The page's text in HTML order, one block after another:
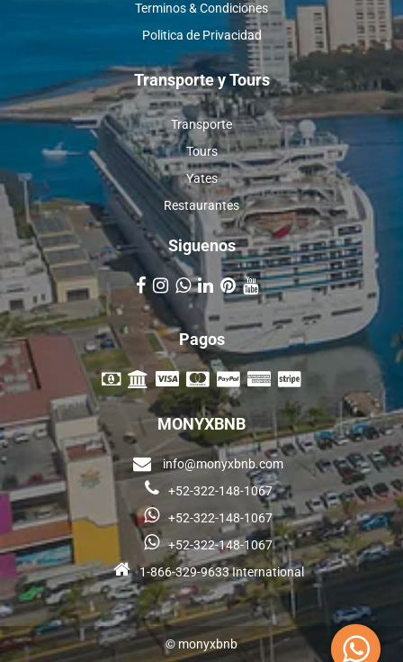
Terminos & Condiciones
Politica de Privacidad
Transporte y Tours
Transporte
Tours
Yates
Restaurantes
Siguenos
Pagos
MONYXBNB
info@monyxbnb.com
+52-322-148-1067
+52-322-148-1067
+52-322-148-1067
1-866-329-9633 International
© monyxbnb